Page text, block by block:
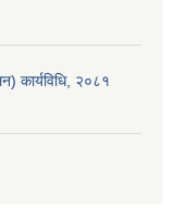
कार्यविधि, २०८१